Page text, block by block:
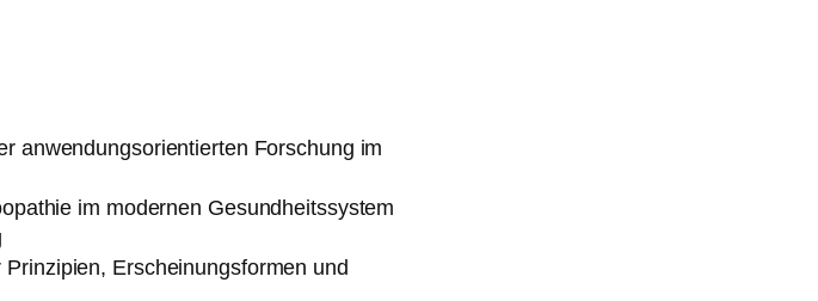
anwendungsorientierten Forschung im
im modernen Gesundheitssystem
Erscheinungsformen und